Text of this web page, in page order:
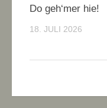
Do geh‘mer hie!
18. JULI 2026